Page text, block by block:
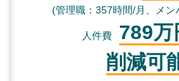
(管理職：357時間/月、メ
人件費 789万
削減可